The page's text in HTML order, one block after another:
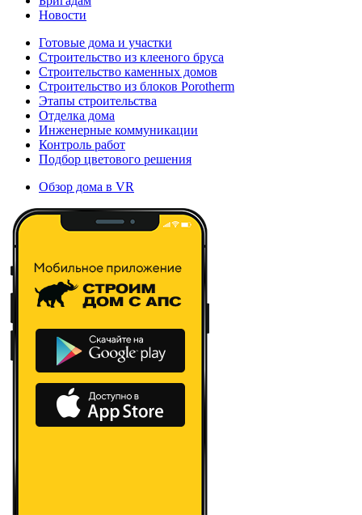
Новости
Готовые дома и участки
Строительство из клееного бруса
Строительство каменных домов
Строительство из блоков Porotherm
Этапы строительства
Отделка дома
Инженерные коммуникации
Контроль работ
Подбор цветового решения
Обзор дома в VR